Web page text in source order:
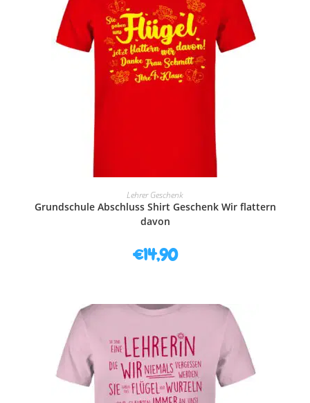
AUSFÜHRUNG WÄHLEN
Lehrer Geschenk
Grundschule Abschluss Shirt Geschenk Wir flattern
davon
€14,90